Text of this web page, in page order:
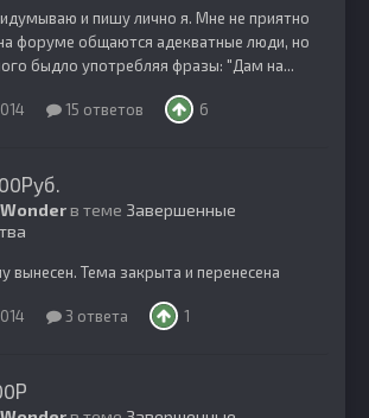
и пишу лично я. Мне не приятно
форуме общаются адекватные люди, но
быдло употребляя фразы: "Дам на...
15 ответов 6
Wonderв теме Завершенные
вынесен. Тема закрыта и перенесена
3 ответа 1